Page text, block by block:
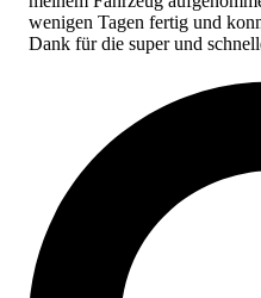
wenigen Tagen fertig und
Dank für die super und